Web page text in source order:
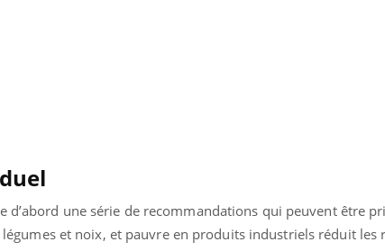
d’abord une série de recommandations qui peuvent être
et noix, et pauvre en produits industriels réduit les